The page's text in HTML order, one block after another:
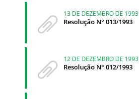
13 DE DEZEMBRO DE 1993
Resolução N° 013/1993
12 DE DEZEMBRO DE 1993
Resolução N° 012/1993